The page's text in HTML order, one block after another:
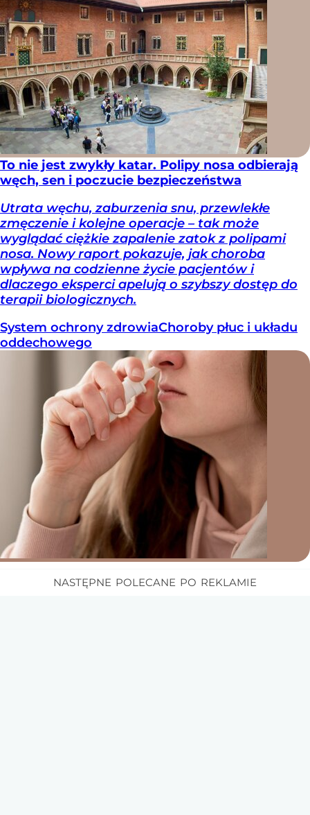
To nie jest zwykły katar. Polipy nosa odbierają
węch, sen i poczucie bezpieczeństwa
Utrata węchu, zaburzenia snu, przewlekłe
zmęczenie i kolejne operacje – tak może
wyglądać ciężkie zapalenie zatok z polipami
nosa. Nowy raport pokazuje, jak choroba
wpływa na codzienne życie pacjentów i
dlaczego eksperci apelują o szybszy dostęp do
terapii biologicznych.
System ochrony zdrowiaChoroby płuc i układu
oddechowego